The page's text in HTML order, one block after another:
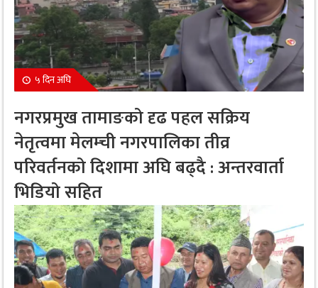
५ दिन अघि
नगरप्रमुख तामाङको दृढ पहल सक्रिय
नेतृत्वमा मेलम्ची नगरपालिका तीव्र
परिवर्तनको दिशामा अघि बढ्दै : अन्तरवार्ता
भिडियो सहित